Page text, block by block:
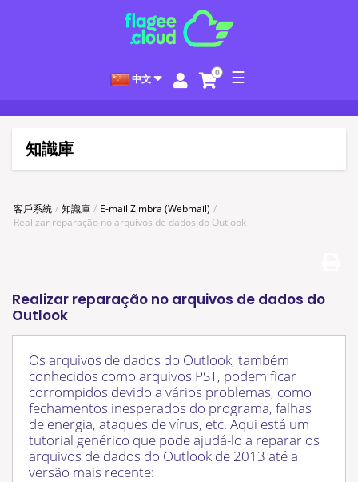
中文 0 ☰
知識庫
客戶系統 知識庫
E-mail Zimbra (Webmail)
Realizar reparação no arquivos de dados do Outlook
Realizar reparação no arquivos de dados do
Outlook
Os arquivos de dados do Outlook, também
conhecidos como arquivos PST, podem ficar
corrompidos devido a vários problemas, como
fechamentos inesperados do programa, falhas
de energia, ataques de vírus, etc. Aqui está um
tutorial genérico que pode ajudá-lo a reparar os
arquivos de dados do Outlook de 2013 até a
versão mais recente: